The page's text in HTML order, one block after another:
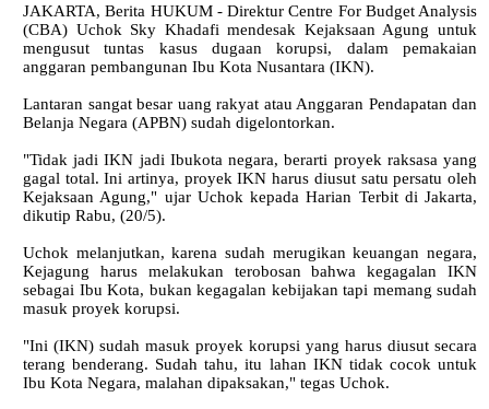
JAKARTA, Berita HUKUM - Direktur Centre For Budget Analysis
(CBA) Uchok Sky Khadafi mendesak Kejaksaan Agung untuk
mengusut tuntas kasus dugaan korupsi, dalam pemakaian
anggaran pembangunan Ibu Kota Nusantara (IKN).
Lantaran sangat besar uang rakyat atau Anggaran Pendapatan dan
Belanja Negara (APBN) sudah digelontorkan.
"Tidak jadi IKN jadi Ibukota negara, berarti proyek raksasa yang
gagal total. Ini artinya, proyek IKN harus diusut satu persatu oleh
Kejaksaan Agung," ujar Uchok kepada Harian Terbit di Jakarta,
dikutip Rabu, (20/5).
Uchok melanjutkan, karena sudah merugikan keuangan negara,
Kejagung harus melakukan terobosan bahwa kegagalan IKN
sebagai Ibu Kota, bukan kegagalan kebijakan tapi memang sudah
masuk proyek korupsi.
"Ini (IKN) sudah masuk proyek korupsi yang harus diusut secara
terang benderang. Sudah tahu, itu lahan IKN tidak cocok untuk
Ibu Kota Negara, malahan dipaksakan," tegas Uchok.